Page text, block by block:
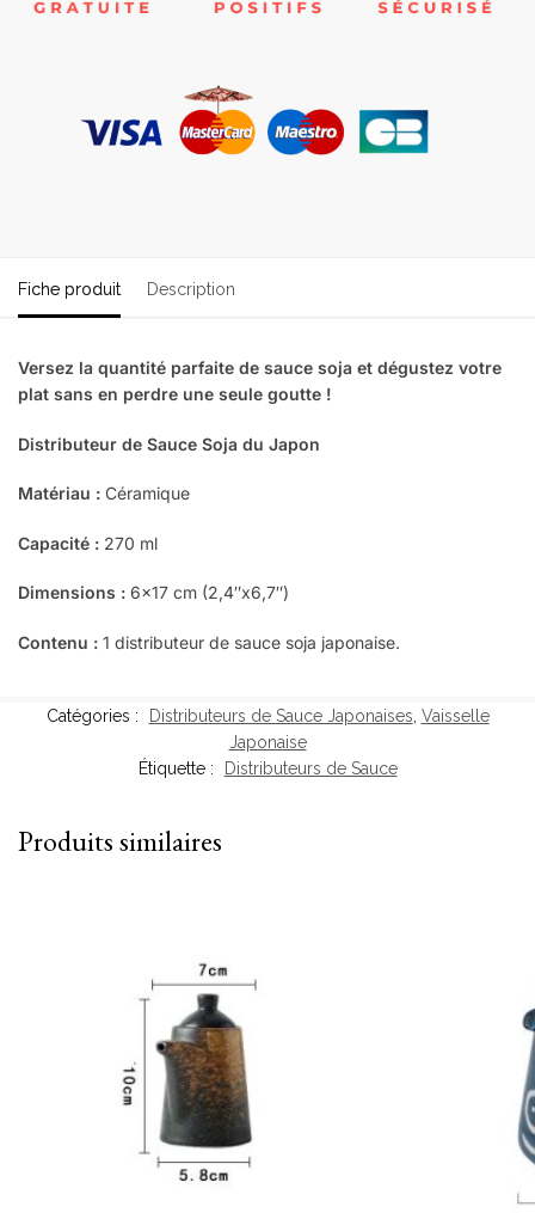
Fiche produit Description
Versez la quantité parfaite de sauce soja et dégustez votre
plat sans en perdre une seule goutte !
Distributeur de Sauce Soja du Japon
Matériau : Céramique
Capacité : 270 ml
Dimensions : 6×17 cm (2,4″x6,7″)
Contenu : 1 distributeur de sauce soja japonaise.
Catégories : Distributeurs de Sauce Japonaises Vaisselle
Japonaise
Étiquette :
Distributeurs de Sauce
Produits similaires